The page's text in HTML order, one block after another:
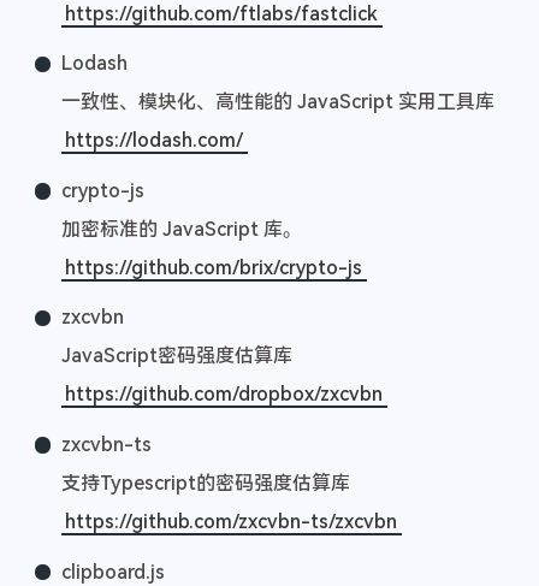
https://github.com/ftlabs/fastclick
Lodash
一致性、模块化、高性能的 JavaScript 实用工具库
https://lodash.com/
crypto-js
加密标准的 JavaScript 库。
https://github.com/brix/crypto-js
zxcvbn
JavaScript密码强度估算库
https://github.com/dropbox/zxcvbn
zxcvbn-ts
支持Typescript的密码强度估算库
https://github.com/zxcvbn-ts/zxcvbn
clipboard.js